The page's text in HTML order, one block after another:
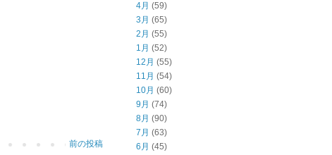
前の投稿
4月 (59)
3月 (65)
2月 (55)
1月 (52)
12月 (55)
11月 (54)
10月 (60)
9月 (74)
8月 (90)
7月 (63)
6月 (45)